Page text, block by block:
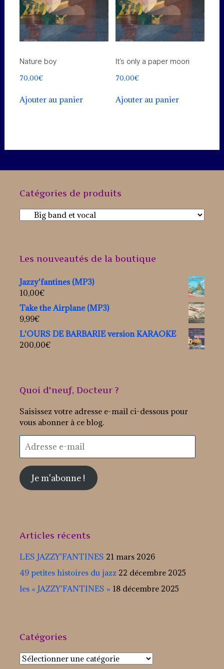
Nature boy
70,00€
Ajouter au panier
It’s only a paper moon
70,00€
Ajouter au panier
Catégories de produits
Les nouveautés de la boutique
Jazzy'fantines (MP3)
10,00€
Take the Airplane (MP3)
9,99€
L'OURS DE BARBARIE version KARAOKE
200,00€
Quoi d'neuf, Docteur ?
Saisissez votre adresse e-mail ci-dessous pour
vous abonner à ce blog.
Adresse
e-
Je m'abonne !
Articles récents
LES JAZZY’FANTINES 21 mars 2026
49 petites histoires du jazz 22 décembre 2025
les « JAZZY’FANTINES » 18 décembre 2025
Catégories
Catégories